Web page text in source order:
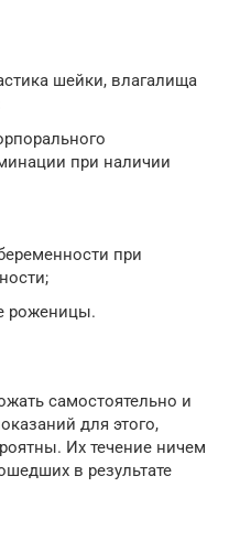
шейки, влагалища
при наличии
при
роженицы.
самостоятельно и
для этого,
Их течение ничем
в результате